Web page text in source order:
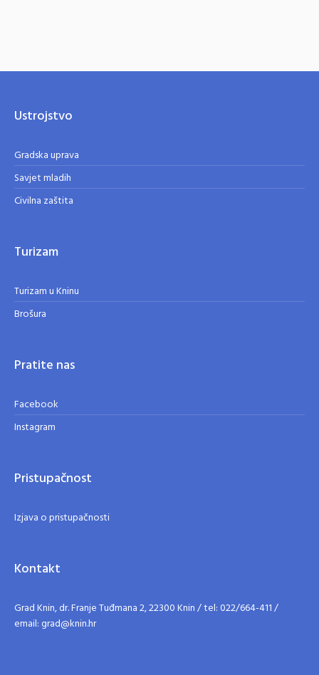
Ustrojstvo
Gradska uprava
Savjet mladih
Civilna zaštita
Turizam
Turizam u Kninu
Brošura
Pratite nas
Facebook
Instagram
Pristupačnost
Izjava o pristupačnosti
Kontakt
Grad Knin, dr. Franje Tuđmana 2, 22300 Knin / tel: 022/664-411 /
email: grad@knin.hr